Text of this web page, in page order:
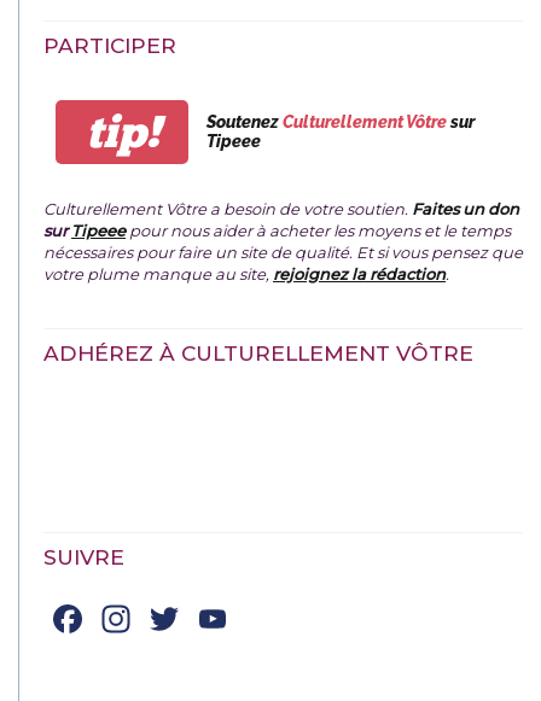
PARTICIPER
tip! SoutenezCulturellement Vôtresur
Tipeee
Culturellement Vôtre a besoin de votre soutien. Faites un don
surTipeeepour nous aider à acheter les moyens et le temps
nécessaires pour faire un site de qualité. Et si vous pensez que
votre plume manque au site, rejoignez la rédaction.
ADHÉREZ À CULTURELLEMENT VÔTRE
SUIVRE
Facebook
Instagram
Twitter